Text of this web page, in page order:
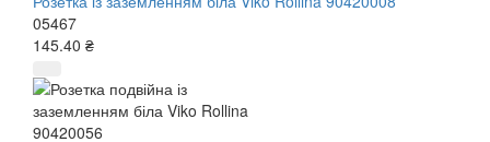
05467
145.40 ₴